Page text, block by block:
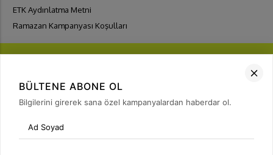
ETK Aydınlatma Metni
Ramazan Kampanyası Koşulları
FIRSATLARI YAKALA
Bülten Üyeliği
BÜLTENE ABONE OL
Bilgilerini girerek sana özel kampanyalardan haberdar ol.